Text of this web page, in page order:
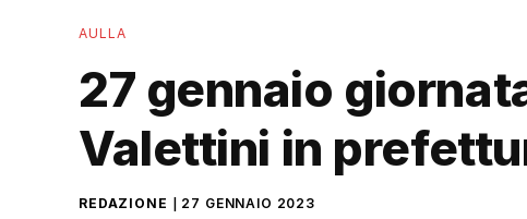
AULLA
27 gennaio
Valettini in
REDAZIONE 27 GENNAIO 2023